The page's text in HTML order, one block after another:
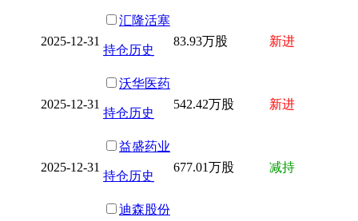
2025-12-31
汇隆活塞
持仓历史
83.93万股 新进
2025-12-31
沃华医药
持仓历史
542.42万股 新进
2025-12-31
益盛药业
持仓历史
677.01万股 减持
迪森股份